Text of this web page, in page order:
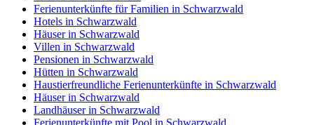
Ferienunterkünfte für Familien in Schwarzwald
Hotels in Schwarzwald
Häuser in Schwarzwald
Villen in Schwarzwald
Pensionen in Schwarzwald
Hütten in Schwarzwald
Haustierfreundliche Ferienunterkünfte in Schwarzwald
Häuser in Schwarzwald
Landhäuser in Schwarzwald
Ferienunterkünfte mit Pool in Schwarzwald